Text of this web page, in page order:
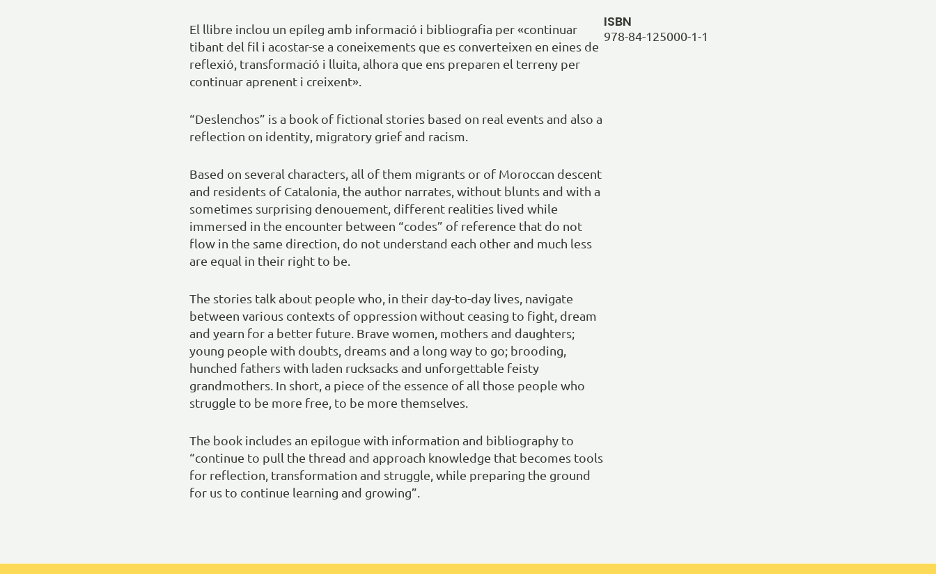
El llibre inclou un epíleg amb informació i bibliografia per «continuar
tibant del fil i acostar-se a coneixements que es converteixen en eines de
reflexió, transformació i lluita, alhora que ens preparen el terreny per
continuar aprenent i creixent».
“Deslenchos” is a book of fictional stories based on real events and also a
reflection on identity, migratory grief and racism.
Based on several characters, all of them migrants or of Moroccan descent
and residents of Catalonia, the author narrates, without blunts and with a
sometimes surprising denouement, different realities lived while
immersed in the encounter between “codes” of reference that do not
flow in the same direction, do not understand each other and much less
are equal in their right to be.
The stories talk about people who, in their day-to-day lives, navigate
between various contexts of oppression without ceasing to fight, dream
and yearn for a better future. Brave women, mothers and daughters;
young people with doubts, dreams and a long way to go; brooding,
hunched fathers with laden rucksacks and unforgettable feisty
grandmothers. In short, a piece of the essence of all those people who
struggle to be more free, to be more themselves.
The book includes an epilogue with information and bibliography to
“continue to pull the thread and approach knowledge that becomes tools
for reflection, transformation and struggle, while preparing the ground
for us to continue learning and growing”.
ISBN
978-84-125000-1-1